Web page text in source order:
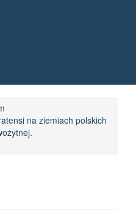
na ziemiach polskich